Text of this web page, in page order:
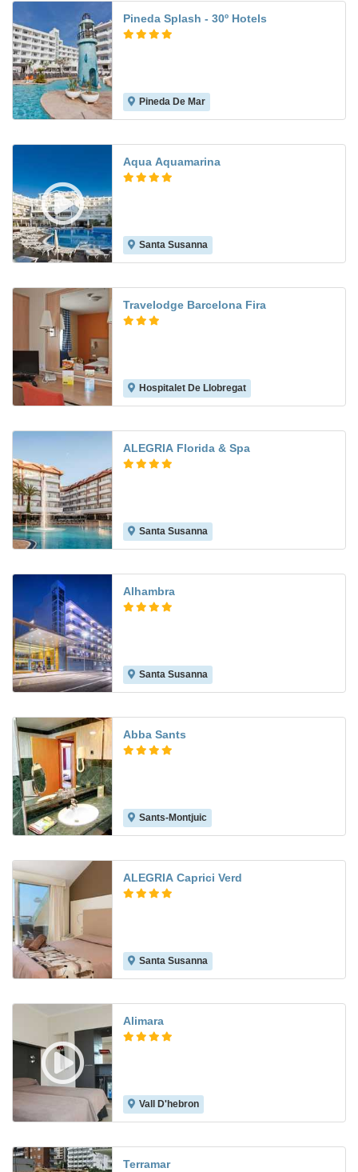
Pineda Splash - 30º Hotels
Pineda De Mar
Aqua Aquamarina
Santa Susanna
Travelodge Barcelona Fira
Hospitalet De Llobregat
ALEGRIA Florida & Spa
Santa Susanna
Alhambra
Santa Susanna
Abba Sants
Sants-Montjuic
ALEGRIA Caprici Verd
Santa Susanna
Alimara
Vall D'hebron
Terramar